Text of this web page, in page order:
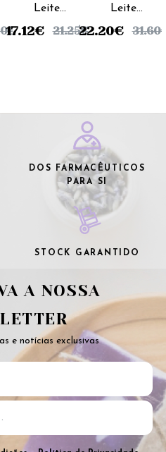
€
Leite
Corporal
17.12€ 21.25€
Leite
Corporal
22.20€ 31.60
DOS FARMACÊUTICOS
PARA SI
STOCK GARANTIDO
A NOSSA
e notícias exclusivas